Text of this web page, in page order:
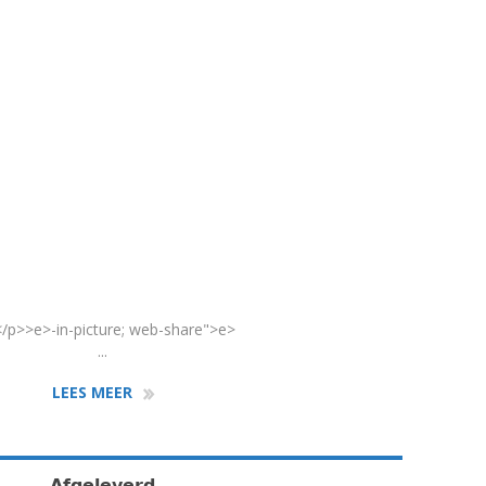
p>>e>-in-picture; web-share">e>
...
LEES MEER